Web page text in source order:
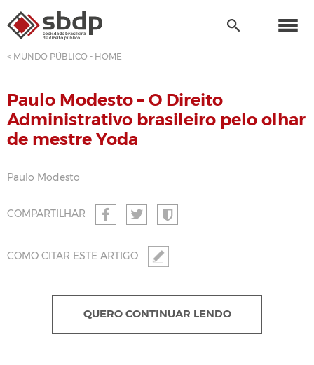
< MUNDO PÚBLICO - HOME
Paulo Modesto – O Direito
Administrativo brasileiro pelo olhar
de mestre Yoda
COMPARTILHAR
Paulo Modesto
QUERO CONTINUAR LENDO
COMO CITAR ESTE ARTIGO